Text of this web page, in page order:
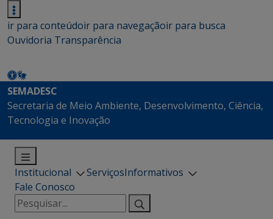
ir para conteúdoir para navegaçãoir para busca
Ouvidoria Transparência
SEMADESC
Secretaria de Meio Ambiente, Desenvolvimento, Ciência,
Tecnologia e Inovação
Institucional ServiçosInformativos
Fale Conosco
Pesquisar
por: